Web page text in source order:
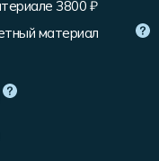
3800 ₽
материал